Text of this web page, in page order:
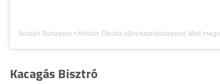
Artizán Budapest • Artizán Óbuda (@artizanbudapest) által
Kacagás Bisztró